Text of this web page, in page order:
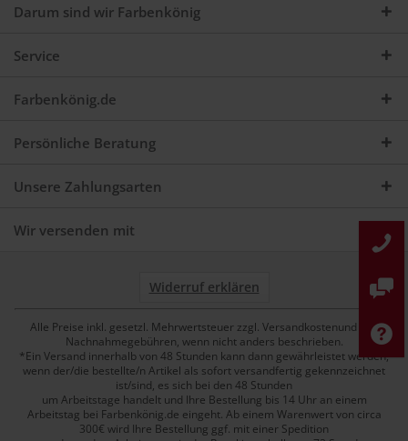
Darum sind wir Farbenkönig
Service
Farbenkönig.de
Persönliche Beratung
Unsere Zahlungsarten
Wir versenden mit
Widerruf erklären
Alle Preise inkl. gesetzl. Mehrwertsteuer zzgl. Versandkostenund ggf.
Nachnahmegebühren, wenn nicht anders beschrieben.
*Ein Versand innerhalb von 48 Stunden kann dann gewährleistet werden,
wenn der/die bestellte/n Artikel als sofort versandfertig gekennzeichnet
ist/sind, es sich bei den 48 Stunden
um Arbeitstage handelt und Ihre Bestellung bis 14 Uhr an einem
Arbeitstag bei Farbenkönig.de eingeht. Ab einem Warenwert von circa
300€ wird Ihre Bestellung ggf. mit einer Spedition